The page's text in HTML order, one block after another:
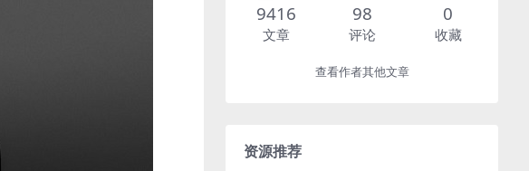
9416
文章
98
评论
0
收藏
查看作者其他文章
资源推荐